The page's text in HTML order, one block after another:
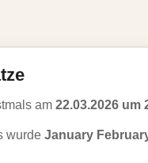
am 22.03.2026 um
wurde January